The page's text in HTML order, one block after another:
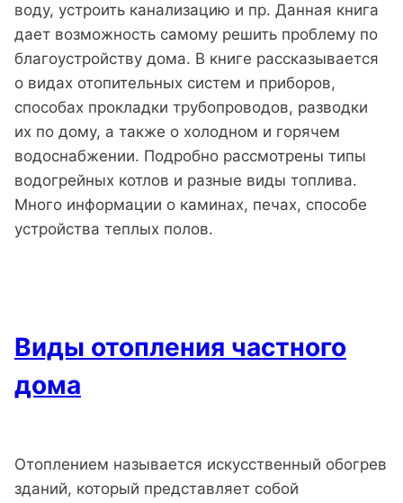
воду, устроить канализацию и пр. Данная книга
дает возможность самому решить проблему по
благоустройству дома. В книге рассказывается
о видах отопительных систем и приборов,
способах прокладки трубопроводов, разводки
их по дому, а также о холодном и горячем
водоснабжении. Подробно рассмотрены типы
водогрейных котлов и разные виды топлива.
Много информации о каминах, печах, способе
устройства теплых полов.
Виды отопления частного
дома
Отоплением называется искусственный обогрев
зданий, который представляет собой